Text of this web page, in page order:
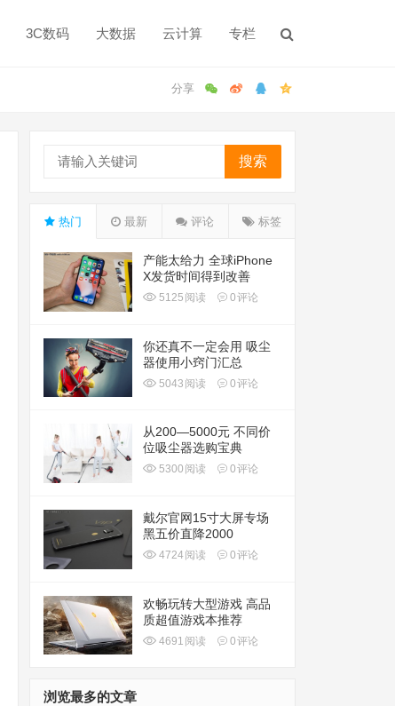
3C数码 大数据 云计算 专栏
搜索
热门 最新 评论 标签
产能太给力 全球iPhone
X发货时间得到改善
5125 阅读 0评论
你还真不一定会用 吸尘
器使用小窍门汇总
5043 阅读 0评论
从200—5000元 不同价
位吸尘器选购宝典
5300 阅读 0评论
戴尔官网15寸大屏专场
黑五价直降2000
4724 阅读 0评论
欢畅玩转大型游戏 高品
质超值游戏本推荐
4691 阅读 0评论
浏览最多的文章